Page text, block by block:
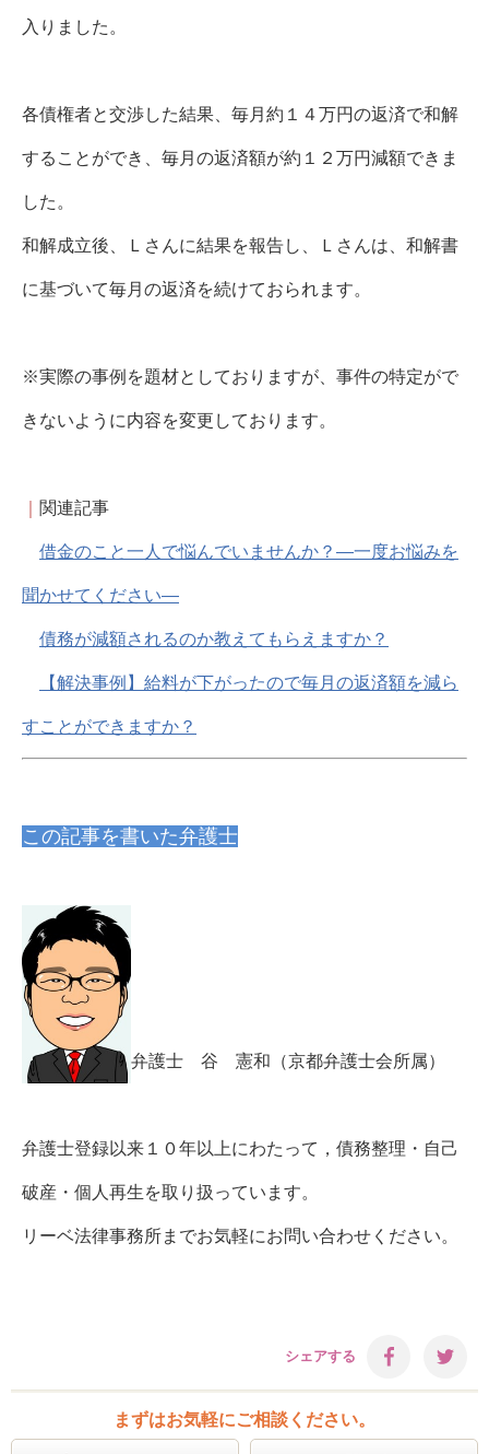
入りました。
各債権者と交渉した結果、毎月約１４万円の返済で和解
することができ、毎月の返済額が約１２万円減額できま
した。
和解成立後、Ｌさんに結果を報告し、Ｌさんは、和解書
に基づいて毎月の返済を続けておられます。
※実際の事例を題材としておりますが、事件の特定がで
きないように内容を変更しております。
関連記事
借金のこと一人で悩んでいませんか？―一度お悩みを
聞かせてください―
債務が減額されるのか教えてもらえますか？
【解決事例】給料が下がったので毎月の返済額を減ら
すことができますか？
この記事を書いた弁護士
弁護士 谷 憲和（京都弁護士会所属）
弁護士登録以来１０年以上にわたって，債務整理・自己
破産・個人再生を取り扱っています。
リーベ法律事務所までお気軽にお問い合わせください。
シェアする
まずはお気軽にご相談ください。